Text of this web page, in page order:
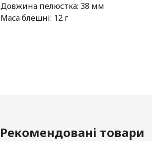
Довжина пелюстка: 38 мм
Маса блешні: 12 г
Рекомендовані товари